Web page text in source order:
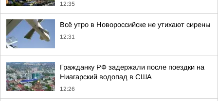
12:35
Всё утро в Новороссийске не утихают сирены
12:31
Гражданку РФ задержали после поездки на
Ниагарский водопад в США
12:26